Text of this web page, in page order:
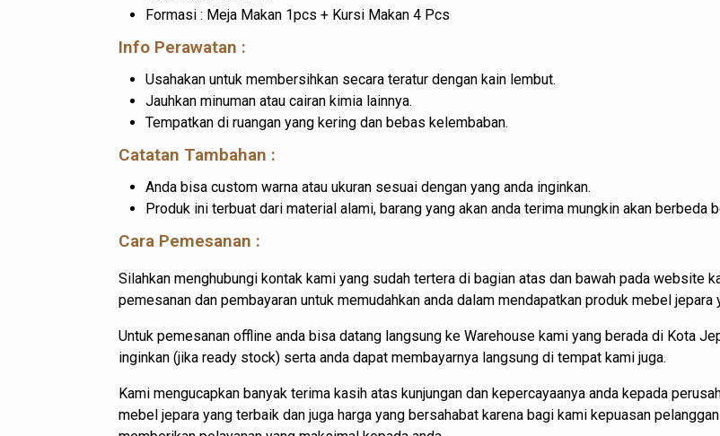
Formasi : Meja Makan 1pcs + Kursi Makan 4 Pcs
Info Perawatan :
Usahakan untuk membersihkan secara teratur dengan kain lembut.
Jauhkan minuman atau cairan kimia lainnya.
Tempatkan di ruangan yang kering dan bebas kelembaban.
Catatan Tambahan :
Anda bisa custom warna atau ukuran sesuai dengan yang anda inginkan.
Produk ini terbuat dari material alami, barang yang akan anda terima mungkin akan berbeda
Cara Pemesanan :
Silahkan menghubungi kontak kami yang sudah tertera di bagian atas dan bawah pada website
pemesanan dan pembayaran untuk memudahkan anda dalam mendapatkan produk mebel jepara
Untuk pemesanan offline anda bisa datang langsung ke Warehouse kami yang berada di Kota
inginkan (jika ready stock) serta anda dapat membayarnya langsung di tempat kami juga.
Kami mengucapkan banyak terima kasih atas kunjungan dan kepercayaanya anda kepada
mebel jepara yang terbaik dan juga harga yang bersahabat karena bagi kami kepuasan